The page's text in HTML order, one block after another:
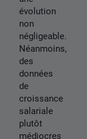
évolution
non
négligeable.
Néanmoins,
des
données
de
croissance
salariale
plutôt
médiocres